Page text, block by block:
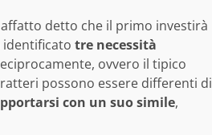
detto che il primo investirà
identificato tre necessità
ovvero il tipico
possono essere differenti di
con un suo simile,